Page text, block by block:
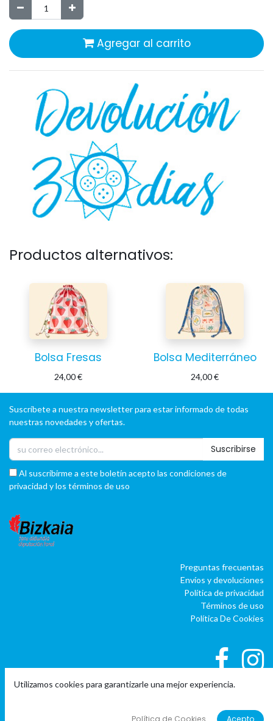
Agregar al carrito
Productos alternativos:
Bolsa Fresas
24,00€
Bolsa Mediterráneo
24,00€
Suscríbete a nuestra newsletter para estar informado de todas
nuestras novedades y ofertas.
Suscribirse
Al suscribirme a este boletín acepto las condiciones de
privacidad y los términos de uso
Preguntas frecuentas
Envíos y devoluciones
Política de privacidad
Términos de uso
Política De Cookies
Utilizamos cookies para garantizarle una mejor experiencia.